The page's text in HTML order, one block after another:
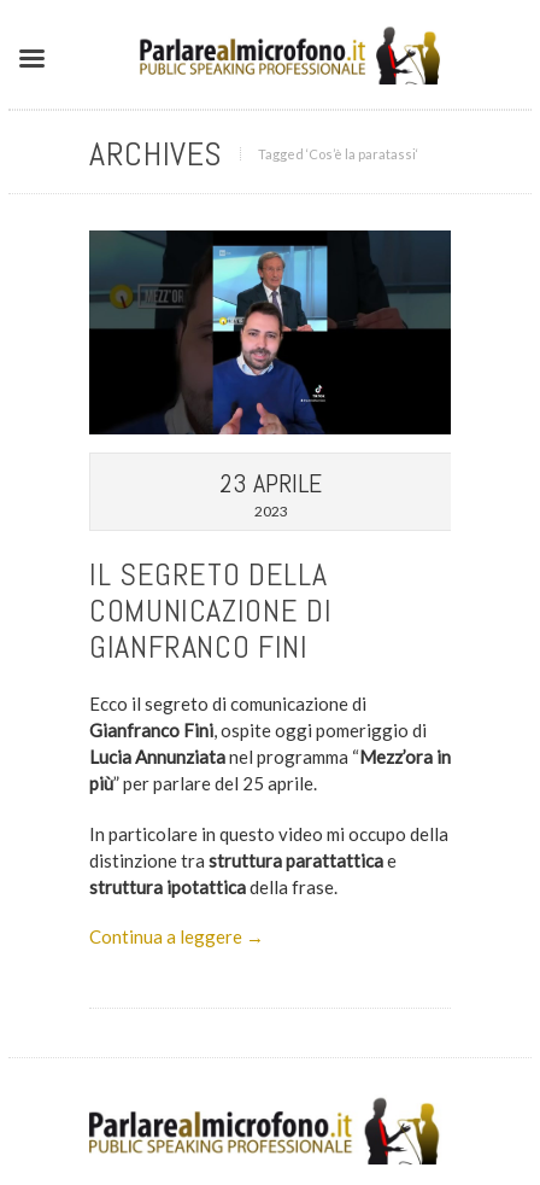
ARCHIVES Tagged ‘Cos’è la paratassi‘
23 APRILE
2023
IL SEGRETO DELLA
COMUNICAZIONE DI
GIANFRANCO FINI
Ecco il segreto di comunicazione di
Gianfranco Fini, ospite oggi pomeriggio di
Lucia Annunziatanel programma “Mezz’ora in
più” per parlare del 25 aprile.
In particolare in questo video mi occupo della
distinzione tra struttura parattatticae
struttura ipotatticadella frase.
Continua a leggere →